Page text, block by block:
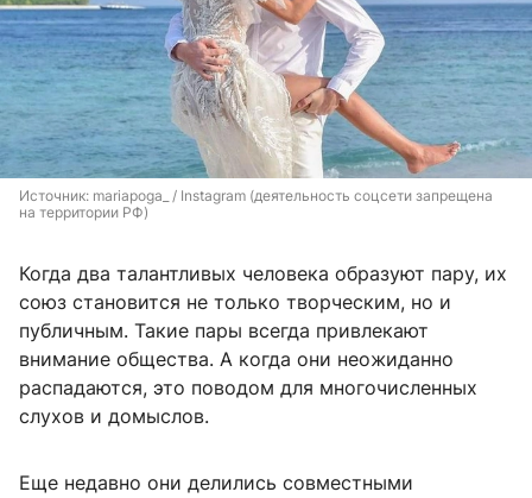
Источник: mariapoga_ / Instagram (деятельность соцсети запрещена
на территории РФ)
Когда два талантливых человека образуют пару, их
союз становится не только творческим, но и
публичным. Такие пары всегда привлекают
внимание общества. А когда они неожиданно
распадаются, это поводом для многочисленных
слухов и домыслов.
Еще недавно они делились совместными